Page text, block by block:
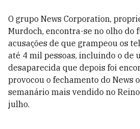
O grupo News Corporation,
Murdoch, encontra-se no olho do
acusações de que grampeou os
até 4 mil pessoas, incluindo o de
desaparecida que depois foi
provocou o fechamento do News
semanário mais vendido no
julho.